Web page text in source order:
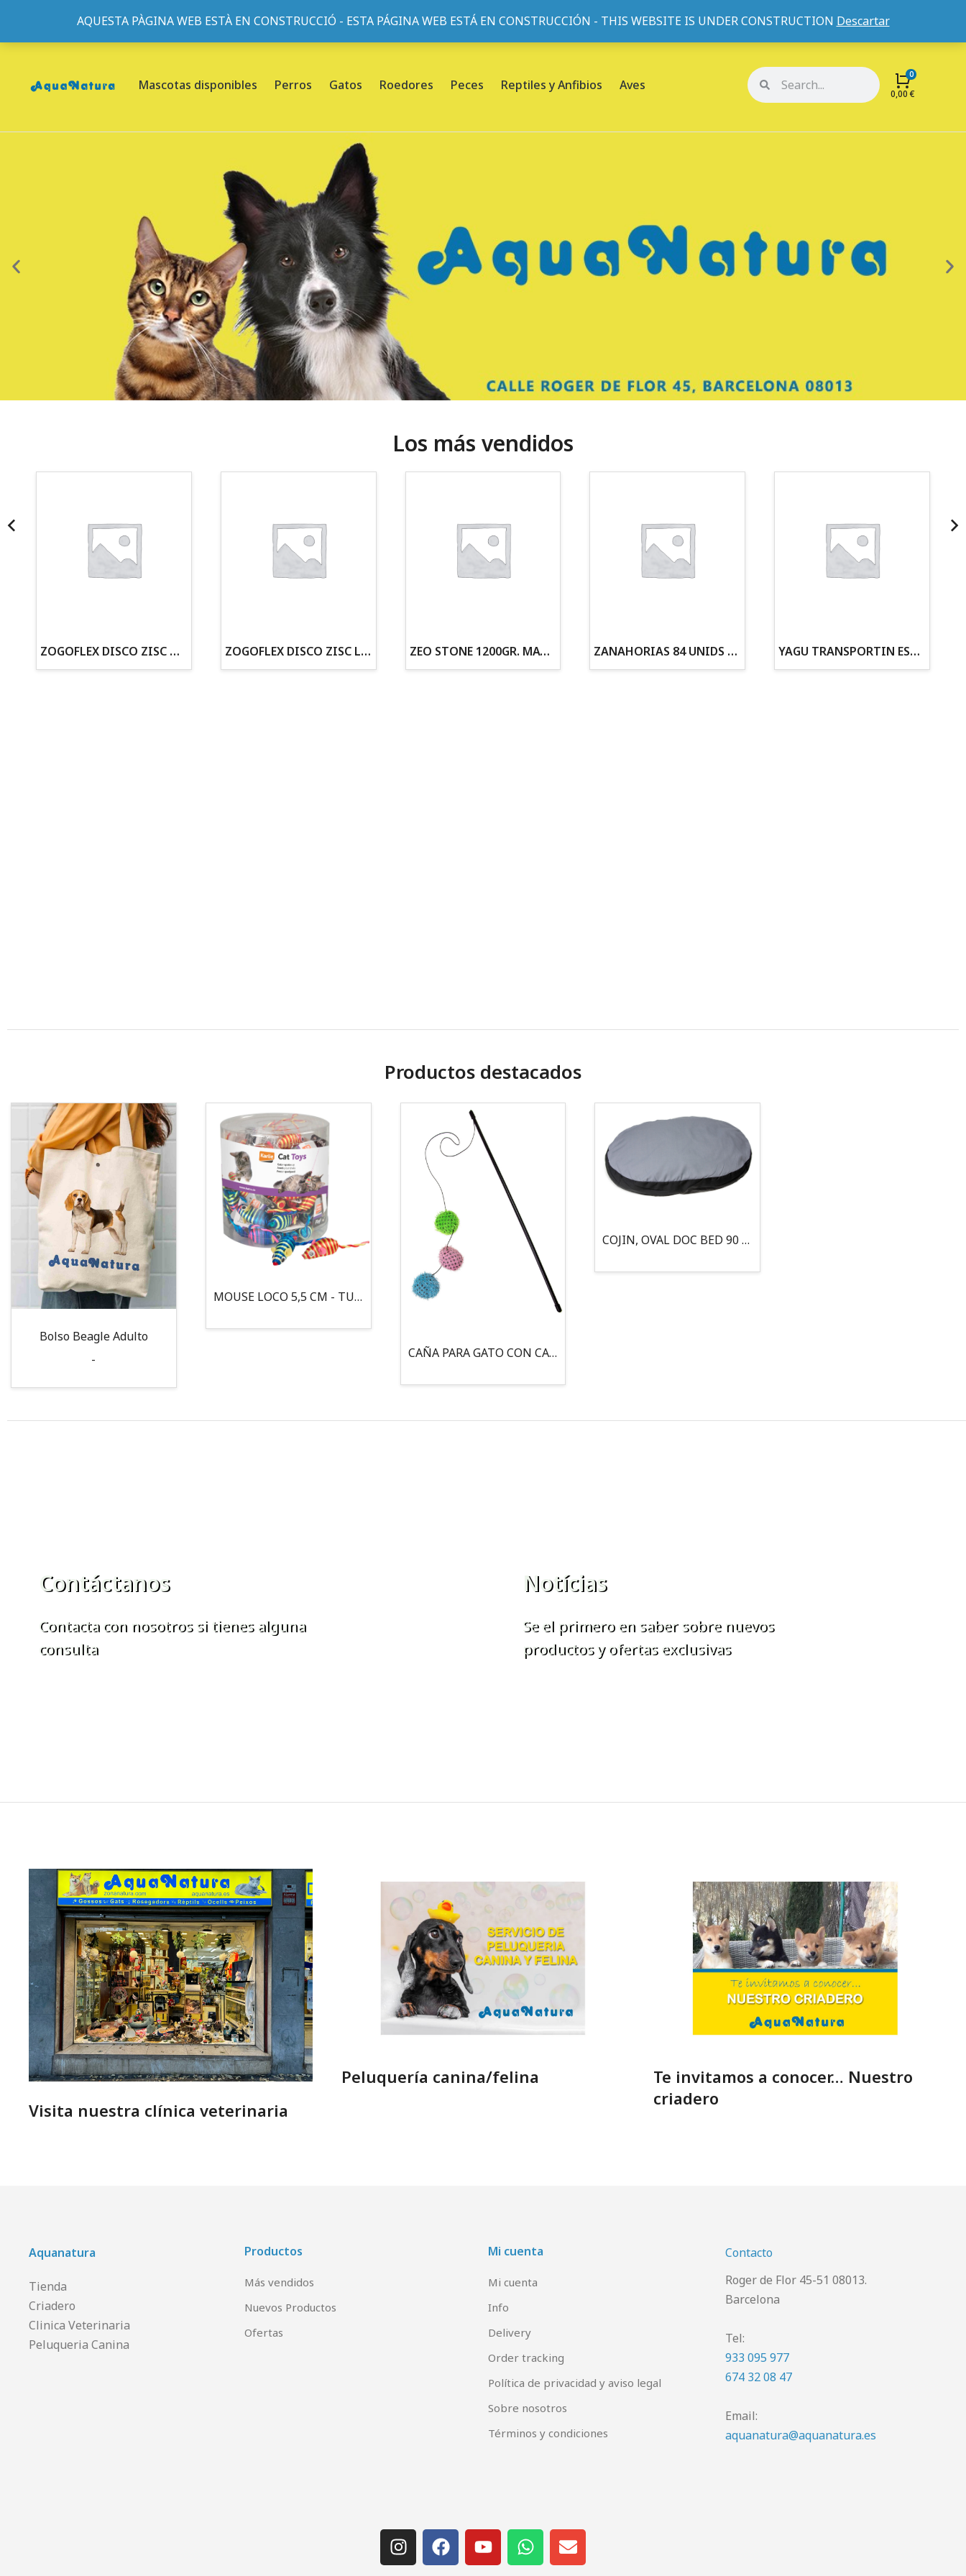
AQUESTA PÀGINA WEB ESTÀ EN CONSTRUCCIÓ - ESTA PÁGINA WEB ESTÁ EN CONSTRUCCIÓN - THIS WEBSITE IS UNDER CONSTRUCTION Descartar
933095977-933152057-933103463- C/ de Roger de Flor, 45, L'Eixample, 08013 Barcelona |Sobre nosotros Mi cuenta Mis pedidos
Mascotas disponibles Perros Gatos Roedores Peces Reptiles y Anfibios Aves
0,00€
¡Somos Aquanatura!
· Tienda especializada en mascotas
· Asesoramiento profesional personalizado
Los más vendidos
ZOGOFLEX DISCO ZISC MINI (16CM) FLUORESCENTE ZOGOFLEX DISCO ZISC L (21.6CM) FLUORESCENTE ZEO STONE 1200GR. MATERIAL FILTRANTE ZANAHORIAS 84 UNIDS EN DISPLAY YAGU TRANSPORTIN ESPUMA CAMUFLAJE Nº1 36x30x28
Productos destacados
Bolso Beagle Adulto
-
MOUSE LOCO 5,5 CM - TUBO
CAÑA PARA GATO CON CASCABEL, 3 PELOTAS CON CATNIP
COJIN, OVAL DOC BED 90 X 66 X 10CM GRIS/NEGRO, 95°
Contáctanos
Contacta con nosotros si tienes alguna
consulta
Notícias
Se el primero en saber sobre nuevos
productos y ofertas exclusivas
Visita nuestra clínica veterinaria
Peluquería canina/felina
Te invitamos a conocer… Nuestro
criadero
Aquanatura
Tienda
Criadero
Clinica Veterinaria
Peluqueria Canina
Productos
Más vendidos
Nuevos Productos
Ofertas
Mi cuenta
Mi cuenta
Info
Delivery
Order tracking
Política de privacidad y aviso legal
Sobre nosotros
Términos y condiciones
Contacto
Roger de Flor 45-51 08013.
Barcelona
Tel:
933 095 977
674 32 08 47
Email:
aquanatura@aquanatura.es